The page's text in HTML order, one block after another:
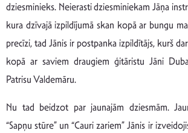
dziesminieks. Neierasti dziesminiekam Jāņa
kura dzīvajā izpildījumā skan kopā ar bungu
precīzi, tad Jānis ir postpanka izpildītājs, kurš
kopā ar saviem draugiem ģitāristu Jāni
Patrisu Valdemāru.
Nu tad beidzot par jaunajām dziesmām.
“Sapņu stūre” un “Cauri zariem” Jānis ir